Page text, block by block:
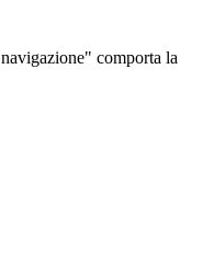
comporta la